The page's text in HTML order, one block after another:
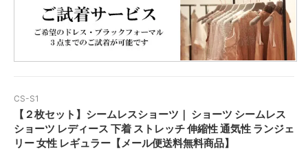
CS-S1
【２枚セット】シームレスショーツ｜ ショーツ シームレス
ショーツ レディース 下着 ストレッチ 伸縮性 通気性 ランジェ
リー 女性 レギュラー【メール便送料無料商品】